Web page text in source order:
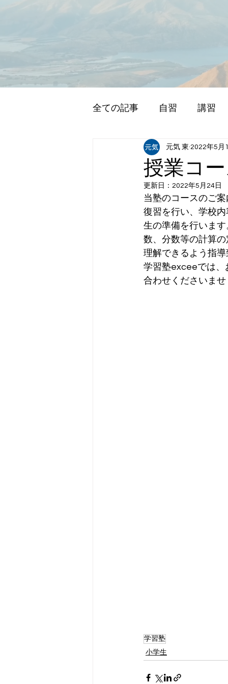
全ての記事 自習 講習
授業コ
元気 東 2022年5月
更新日： 2022年5月24日
当塾のコースのご
復習を行い、学校
生の準備を行いま
数、分数等の計算
理解できるよう指
学習塾exceeでは、
合わせくださいませ
学習塾
小学生